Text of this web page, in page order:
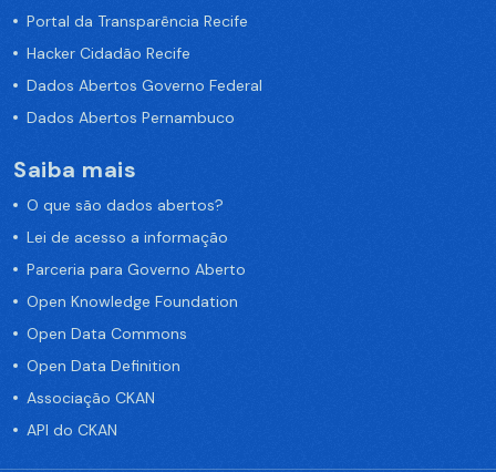
Portal da Transparência Recife
Hacker Cidadão Recife
Dados Abertos Governo Federal
Dados Abertos Pernambuco
Saiba mais
O que são dados abertos?
Lei de acesso a informação
Parceria para Governo Aberto
Open Knowledge Foundation
Open Data Commons
Open Data Definition
Associação CKAN
API do CKAN